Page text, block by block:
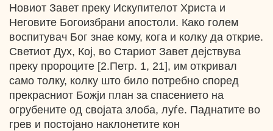
Новиот Завет преку Искупителот Христа и
Неговите Богоизбрани апостоли. Како голем
воспитувач Бог знае кому, кога и колку да открие.
Светиот Дух, Кој, во Стариот Завет дејствува
преку пророците [2.Петр. 1, 21], им откривал
само толку, колку што било потребно според
прекрасниот Божји план за спасението на
огрубените од својата злоба, луѓе. Паднатите во
грев и постојано наклонетите кон